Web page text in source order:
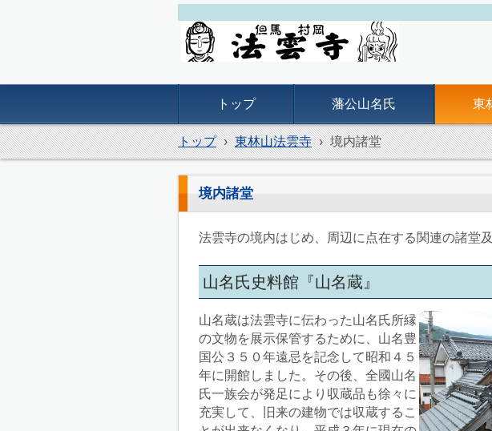
トップ 藩公山名氏 東
トップ › 東林山法雲寺 › 境内諸堂
境内諸堂
法雲寺の境内はじめ、周辺に点在する関連の諸堂
山名氏史料館『山名蔵』
山名蔵は法雲寺に伝わった山名氏所縁
の文物を展示保管するために、山名豊
国公３５０年遠忌を記念して昭和４５
年に開館しました。その後、全國山名
氏一族会が発足により収蔵品も徐々に
充実して、旧来の建物では収蔵するこ